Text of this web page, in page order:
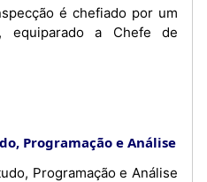
equiparado a Chefe de
Programação e Análise